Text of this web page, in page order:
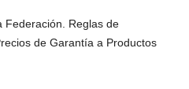
Federación. Reglas de
de Garantía a Productos